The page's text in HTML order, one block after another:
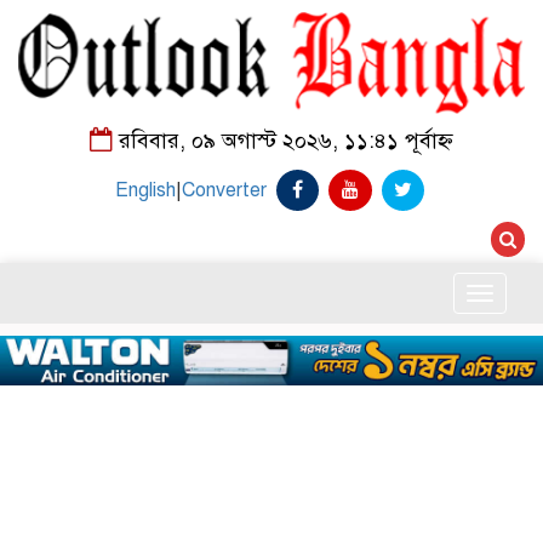
রবিবার, ০৯ অগাস্ট ২০২৬, ১১:৪১ পূর্বাহ্ন
English|Converter